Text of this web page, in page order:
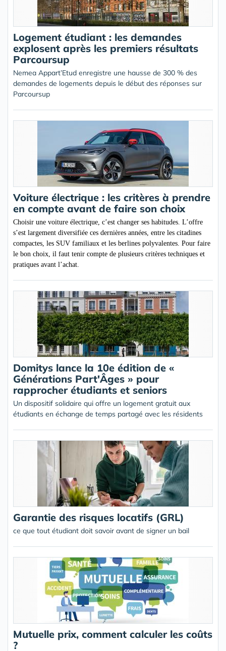
Logement étudiant : les demandes
explosent après les premiers résultats
Parcoursup
Nemea Appart’Etud enregistre une hausse de 300 % des
demandes de logements depuis le début des réponses sur
Parcoursup
Voiture électrique : les critères à prendre
en compte avant de faire son choix
Choisir une voiture électrique, c’est changer ses habitudes. L’offre
s’est largement diversifiée ces dernières années, entre les citadines
compactes, les SUV familiaux et les berlines polyvalentes. Pour faire
le bon choix, il faut tenir compte de plusieurs critères techniques et
pratiques avant l’achat.
Domitys lance la 10e édition de «
Générations Part'Âges » pour
rapprocher étudiants et seniors
Un dispositif solidaire qui offre un logement gratuit aux
étudiants en échange de temps partagé avec les résidents
Garantie des risques locatifs (GRL)
ce que tout étudiant doit savoir avant de signer un bail
Mutuelle prix, comment calculer les coûts
?